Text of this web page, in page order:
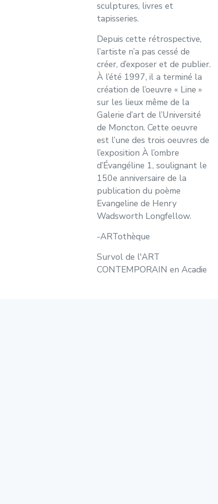
sculptures, livres et
tapisseries.
Depuis cette rétrospective,
l’artiste n’a pas cessé de
créer, d’exposer et de publier.
À l’été 1997, il a terminé la
création de l’oeuvre « Line »
sur les lieux même de la
Galerie d’art de l’Université
de Moncton. Cette oeuvre
est l’une des trois oeuvres de
l’exposition À l’ombre
d’Évangéline 1, soulignant le
150e anniversaire de la
publication du poème
Evangeline de Henry
Wadsworth Longfellow.
-ARTothèque
Survol de l'ART
CONTEMPORAIN en Acadie